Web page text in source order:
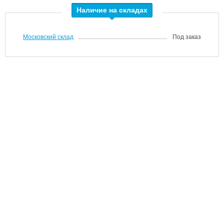
Наличие на складах
Московский склад Под заказ